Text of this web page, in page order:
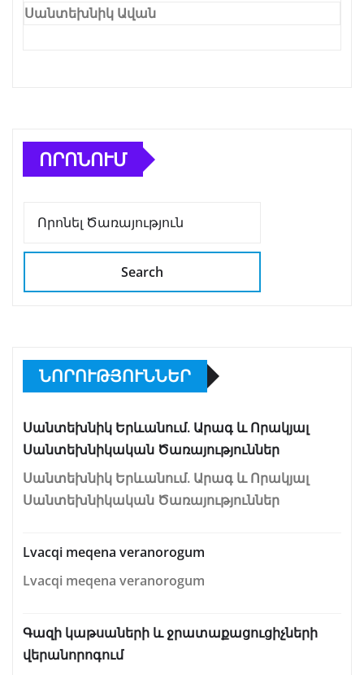
Սանտեխնիկ Ավան
ՈՐՈՆՈՒՄ
Search
ՆՈՐՈՒԹՅՈՒՆՆԵՐ
Սանտեխնիկ Երևանում. Արագ և Որակյալ
Սանտեխնիկական Ծառայություններ
Սանտեխնիկ Երևանում. Արագ և Որակյալ
Սանտեխնիկական Ծառայություններ
Lvacqi meqena veranorogum
Lvacqi meqena veranorogum
Գազի կաթսաների և ջրատաքացուցիչների
վերանորոգում